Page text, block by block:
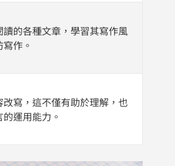
讀的各種文章，學習其寫作風
作。
改寫，這不僅有助於理解，也
運用能力。